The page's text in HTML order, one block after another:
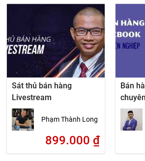
Sát thủ bán hàng
Livestream
Phạm Thành Long
899.000 ₫
Bán